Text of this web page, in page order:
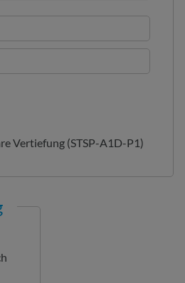
Vertiefung (STSP-A1D-P1)